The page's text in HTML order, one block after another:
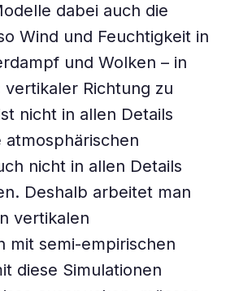
dabei auch die
Wind und Feuchtigkeit in
und Wolken – in
Richtung zu
nicht in allen Details
atmosphärischen
nicht in allen Details
Deshalb arbeitet man
vertikalen
mit semi-empirischen
diese Simulationen